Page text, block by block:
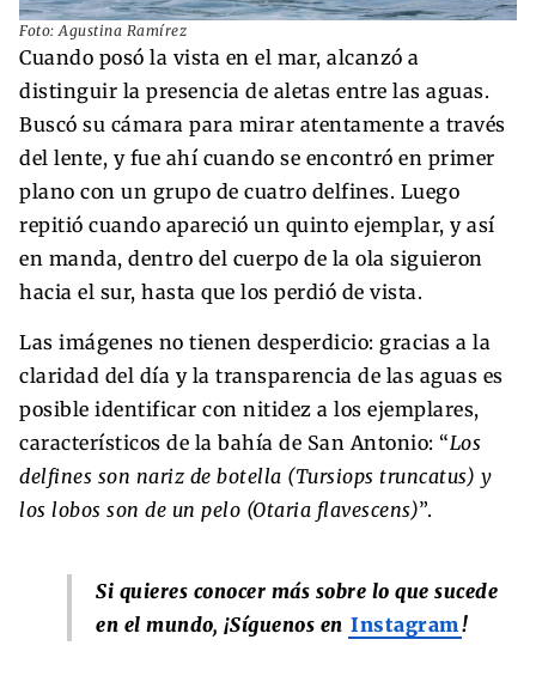
Foto: Agustina Ramírez
Cuando posó la vista en el mar, alcanzó a
distinguir la presencia de aletas entre las aguas.
Buscó su cámara para mirar atentamente a través
del lente, y fue ahí cuando se encontró en primer
plano con un grupo de cuatro delfines. Luego
repitió cuando apareció un quinto ejemplar, y así
en manda, dentro del cuerpo de la ola siguieron
hacia el sur, hasta que los perdió de vista.
Las imágenes no tienen desperdicio: gracias a la
claridad del día y la transparencia de las aguas es
posible identificar con nitidez a los ejemplares,
característicos de la bahía de San Antonio: “Los
delfines son nariz de botella (Tursiops truncatus) y
los lobos son de un pelo (Otaria flavescens)”.
Si quieres conocer más sobre lo que sucede
en el mundo, ¡Síguenos en Instagram!